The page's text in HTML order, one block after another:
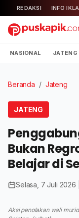
REDAKSI INFO
NASIONAL JATENG
Beranda / Jateng
JATENG
Bukan
Belajar di
Selasa, 7 Juli 2026
Aksi penolakan wali